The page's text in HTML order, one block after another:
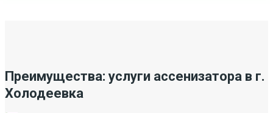
Преимущества: услуги ассенизатора в г.
Холодеевка